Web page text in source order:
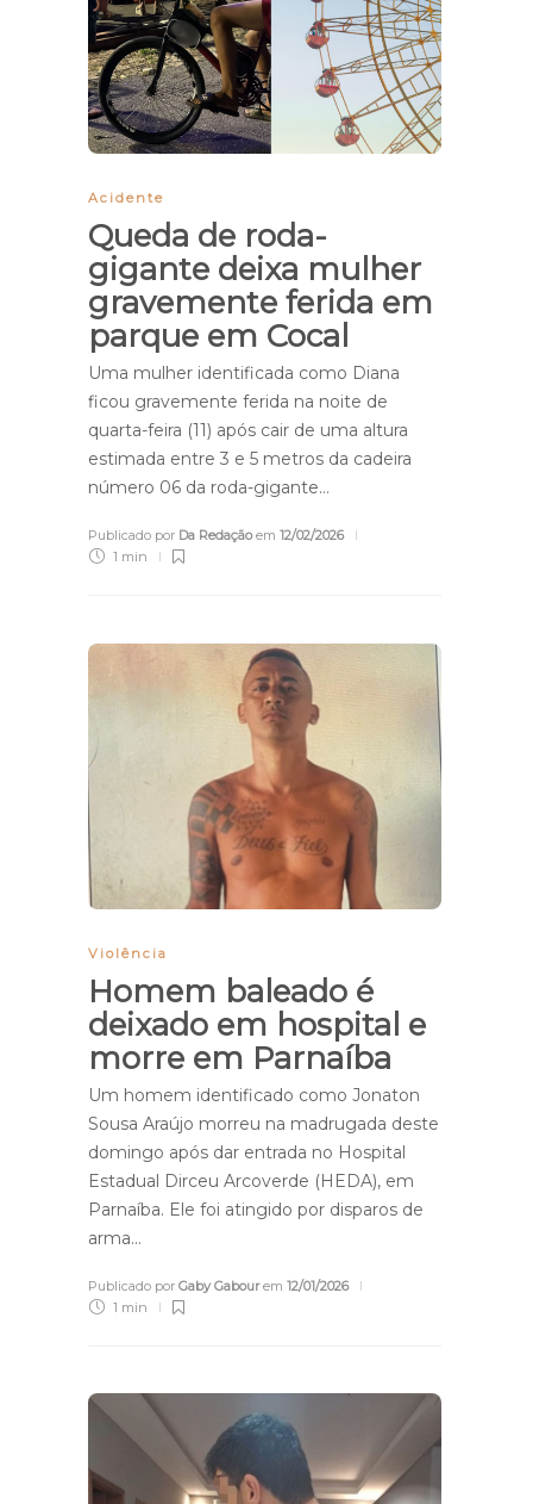
Acidente
Queda de roda-
gigante deixa mulher
gravemente ferida em
parque em Cocal
Uma mulher identificada como Diana
ficou gravemente ferida na noite de
quarta-feira (11) após cair de uma altura
estimada entre 3 e 5 metros da cadeira
número 06 da roda-gigante…
Publicado por Da Redaçãoem 12/02/2026
1 min
Violência
Homem baleado é
deixado em hospital e
morre em Parnaíba
Um homem identificado como Jonaton
Sousa Araújo morreu na madrugada deste
domingo após dar entrada no Hospital
Estadual Dirceu Arcoverde (HEDA), em
Parnaíba. Ele foi atingido por disparos de
arma…
Publicado por Gaby Gabourem 12/01/2026
1 min